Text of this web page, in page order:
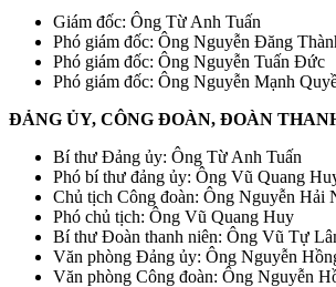
Giám đốc: Ông Từ Anh Tuấn
Phó giám đốc: Ông Nguyễn Đăng
Phó giám đốc: Ông Nguyễn Tuấn Đức
Phó giám đốc: Ông Nguyễn Mạnh
ĐẢNG ỦY, CÔNG ĐOÀN, ĐOÀN
Bí thư Đảng ủy: Ông Từ Anh Tuấn
Phó bí thư đảng ủy: Ông Vũ Quang
Chủ tịch Công đoàn: Ông Nguyễn Hải
Phó chủ tịch: Ông Vũ Quang Huy
Bí thư Đoàn thanh niên: Ông Vũ Tự
Văn phòng Đảng ủy: Ông Nguyễn
Văn phòng Công đoàn: Ông Nguyễn